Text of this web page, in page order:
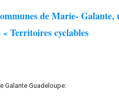
de Marie-
Territoires cyclables
Galante Guadeloupe: